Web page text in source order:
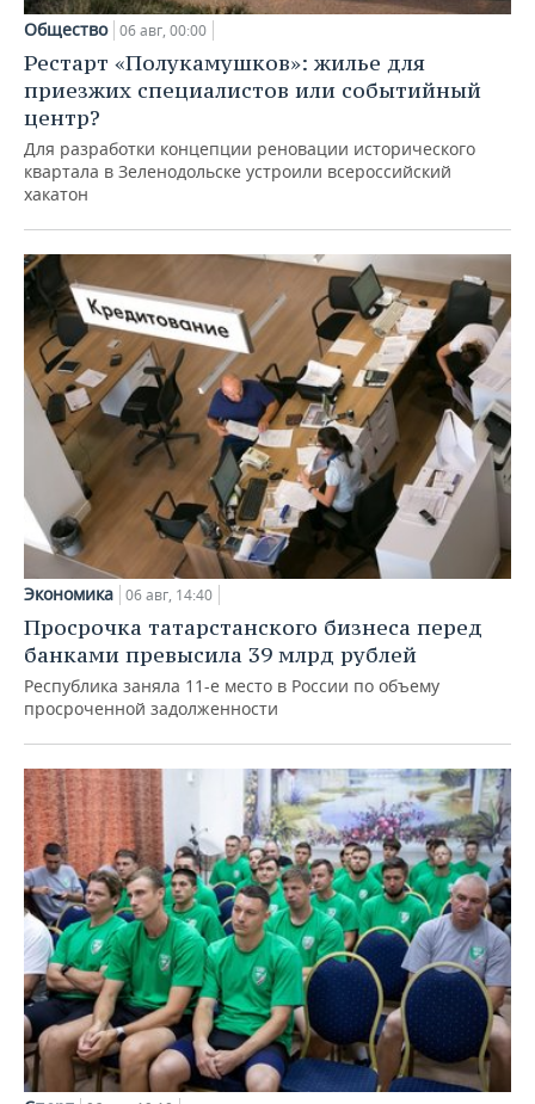
Общество 06 авг, 00:00
Рестарт «Полукамушков»: жилье для
приезжих специалистов или событийный
центр?
Для разработки концепции реновации исторического
квартала в Зеленодольске устроили всероссийский
хакатон
Экономика 06 авг, 14:40
Просрочка татарстанского бизнеса перед
банками превысила 39 млрд рублей
Республика заняла 11-е место в России по объему
просроченной задолженности